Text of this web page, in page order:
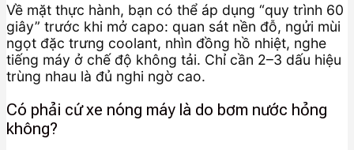
Về mặt thực hành, bạn có thể áp dụng “quy trình 60
giây” trước khi mở capo: quan sát nền đỗ, ngửi mùi
ngọt đặc trưng coolant, nhìn đồng hồ nhiệt, nghe
tiếng máy ở chế độ không tải. Chỉ cần 2–3 dấu hiệu
trùng nhau là đủ nghi ngờ cao.
Có phải cứ xe nóng máy là do bơm nước hỏng
không?